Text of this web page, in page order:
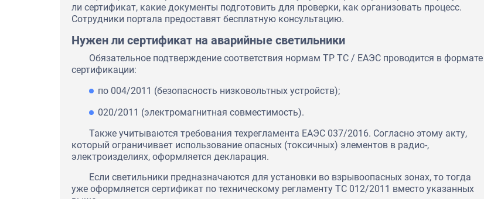
ли сертификат, какие документы подготовить для проверки, как организовать процесс.
Сотрудники портала предоставят бесплатную консультацию.
Нужен ли сертификат на аварийные светильники
Обязательное подтверждение соответствия нормам ТР ТС / ЕАЭС проводится в формате
сертификации:
по 004/2011 (безопасность низковольтных устройств);
020/2011 (электромагнитная совместимость).
Также учитываются требования техрегламента ЕАЭС 037/2016. Согласно этому акту,
который ограничивает использование опасных (токсичных) элементов в радио-,
электроизделиях, оформляется декларация.
Если светильники предназначаются для установки во взрывоопасных зонах, то тогда
уже оформляется сертификат по техническому регламенту ТС 012/2011 вместо указанных